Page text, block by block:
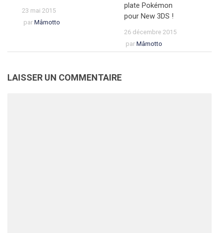
23 mai 2015
par Mâmotto
plate Pokémon
pour New 3DS !
26 décembre 2015
par Mâmotto
LAISSER UN COMMENTAIRE